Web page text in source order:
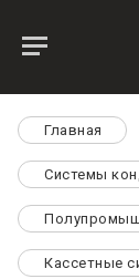
Главная
Системы
Кассетные